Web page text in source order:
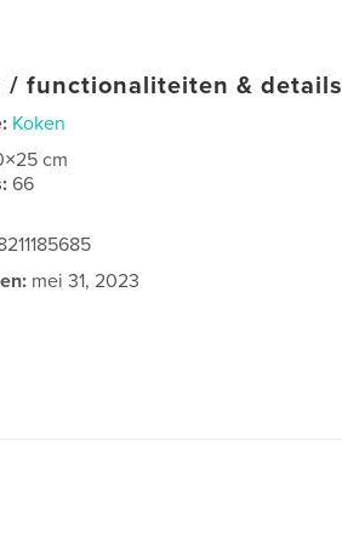
/ functionaliteiten & details
Koken
cm
66
mei 31, 2023